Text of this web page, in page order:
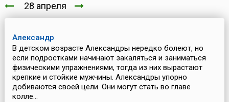
28 апреля
Александр
В детском возрасте Александры нередко болеют, но
если подростками начинают закаляться и заниматься
физическими упражнениями, тогда из них вырастают
крепкие и стойкие мужчины. Александры упорно
добиваются своей цели. Они могут стать во главе
колле...